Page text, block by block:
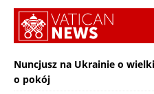
Nuncjusz na Ukrainie o
o pokój